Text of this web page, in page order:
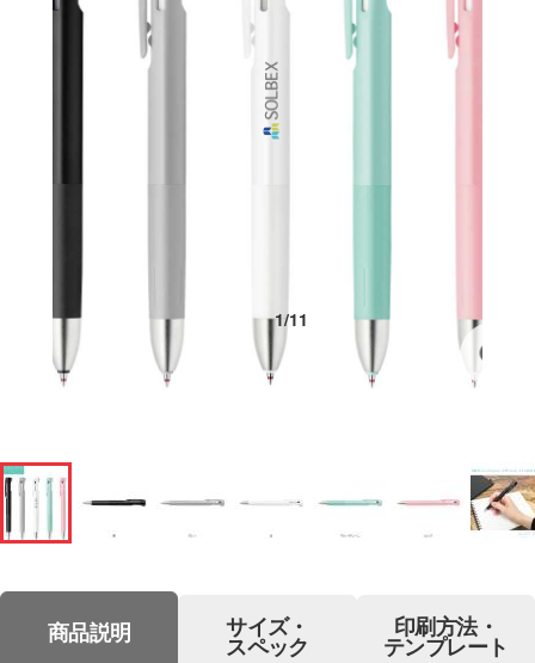
1/11
商品説明 サイズ・
スペック
印刷方法・
テンプレート